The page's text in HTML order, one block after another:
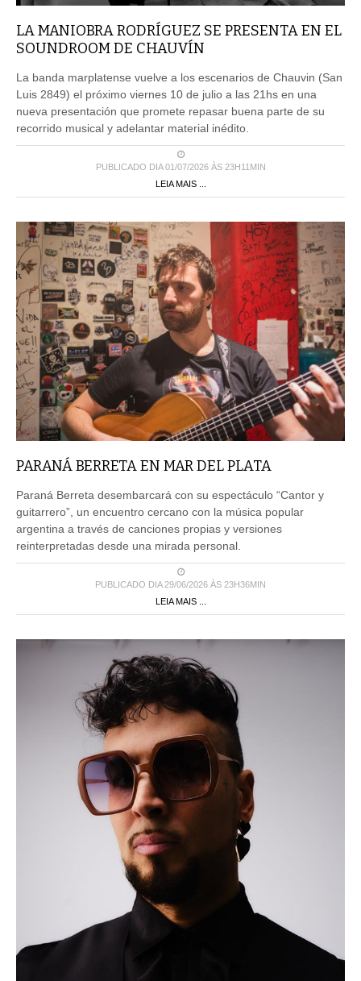
LA MANIOBRA RODRÍGUEZ SE PRESENTA EN EL
SOUNDROOM DE CHAUVÍN
La banda marplatense vuelve a los escenarios de Chauvin (San
Luis 2849) el próximo viernes 10 de julio a las 21hs en una
nueva presentación que promete repasar buena parte de su
recorrido musical y adelantar material inédito.
PUBLICADO DIA 01/07/2026 ÀS 23H11MIN
LEIA MAIS ...
PARANÁ BERRETA EN MAR DEL PLATA
Paraná Berreta desembarcará con su espectáculo “Cantor y
guitarrero”, un encuentro cercano con la música popular
argentina a través de canciones propias y versiones
reinterpretadas desde una mirada personal.
PUBLICADO DIA 29/06/2026 ÀS 23H36MIN
LEIA MAIS ...